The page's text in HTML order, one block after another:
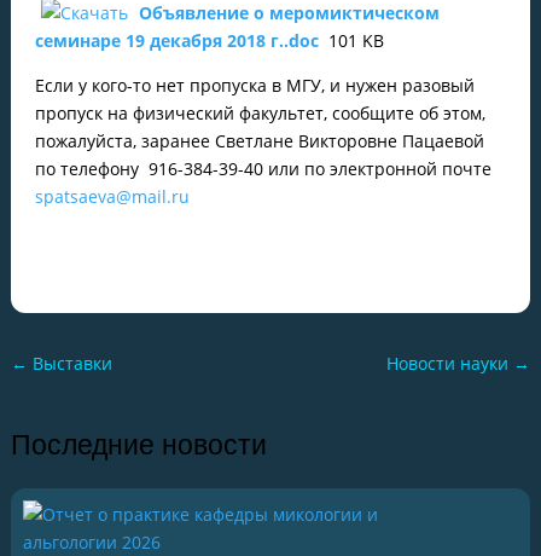
Объявление о меромиктическом
семинаре 19 декабря 2018 г..doc101 KB
Если у кого-то нет пропуска в МГУ, и нужен разовый
пропуск на физический факультет, сообщите об этом,
пожалуйста, заранее Светлане Викторовне Пацаевой
по телефону 916-384-39-40 или по электронной почте
spatsaeva@mail.ru
← Выставки Новости науки →
Последние новости